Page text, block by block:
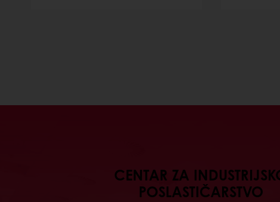
CENTAR ZA
POSLASTIČARSTVO